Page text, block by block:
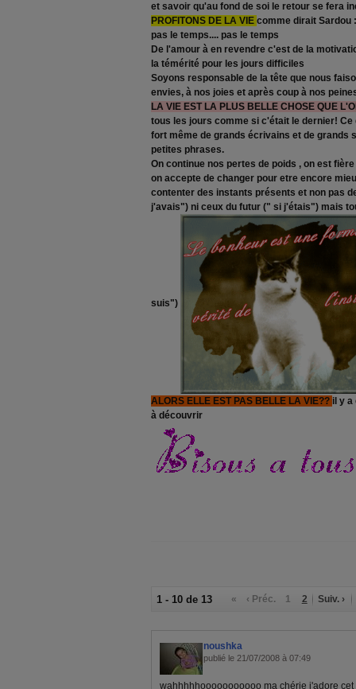
et savoir qu'au fond de soi le retour se fera
PROFITONS DE LA VIE comme dirait Sardou
pas le temps.... pas le temps
De l'amour à en revendre c'est de la
la témérité pour les jours difficiles
Soyons responsable de la tête que nous
envies, à nos joies et après coup à nos
LA VIE EST LA PLUS BELLE CHOSE QUE
tous les jours comme si c'était le dernier! Ce
fort même de grands écrivains et de grands
petites phrases.
On continue nos pertes de poids , on est
on accepte de changer pour etre encore
contenter des instants présents et non pas
j'avais") ni ceux du futur (" si j'étais") mais
suis")
ALORS ELLE EST PAS BELLE LA VIE?? il y a
à découvrir
1 - 10 de 13 « ‹ Préc. 1 2 Suiv. ›
noushka
publié le 21/07/2008 à 07:49
wahhhhhooooooooooo ma chérie j'adore